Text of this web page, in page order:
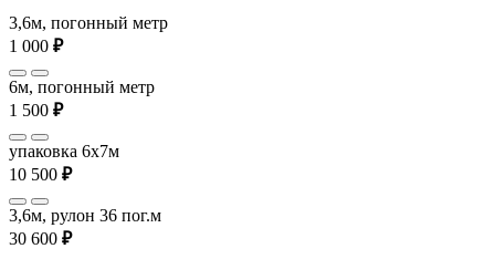
3,6м, погонный метр
1 000 ₽
6м, погонный метр
1 500 ₽
упаковка 6x7м
10 500 ₽
3,6м, рулон 36 пог.м
30 600 ₽